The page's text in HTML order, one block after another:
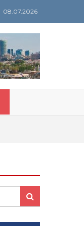
08.07.2026
Search